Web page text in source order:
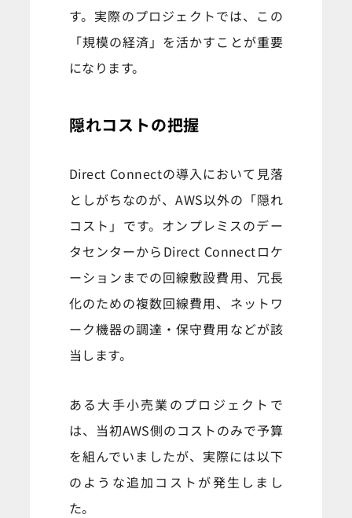
す。実際のプロジェクトでは、この
「規模の経済」を活かすことが重要
になります。
隠れコストの把握
Direct Connectの導入において見落
としがちなのが、AWS以外の「隠れ
コスト」です。オンプレミスのデー
タセンターからDirect Connectロケ
ーションまでの回線敷設費用、冗長
化のための複数回線費用、ネットワ
ーク機器の調達・保守費用などが該
当します。
ある大手小売業のプロジェクトで
は、当初AWS側のコストのみで予算
を組んでいましたが、実際には以下
のような追加コストが発生しまし
た。